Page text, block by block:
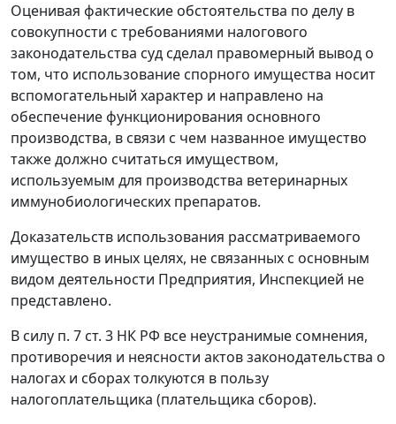
Оценивая фактические обстоятельства по делу в
совокупности с требованиями налогового
законодательства суд сделал правомерный вывод о
том, что использование спорного имущества носит
вспомогательный характер и направлено на
обеспечение функционирования основного
производства, в связи с чем названное имущество
также должно считаться имуществом,
используемым для производства ветеринарных
иммунобиологических препаратов.
Доказательств использования рассматриваемого
имущество в иных целях, не связанных с основным
видом деятельности Предприятия, Инспекцией не
представлено.
В силу п. 7 ст. 3 НК РФ все неустранимые сомнения,
противоречия и неясности актов законодательства о
налогах и сборах толкуются в пользу
налогоплательщика (плательщика сборов).